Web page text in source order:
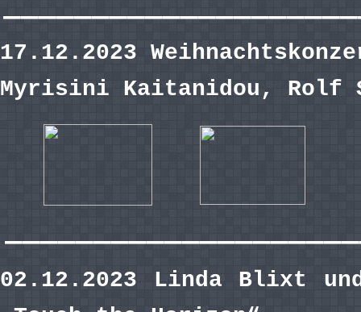
17.12.2023
Myrisini Kaitanidou, Rolf
02.12.2023 Linda Blixt